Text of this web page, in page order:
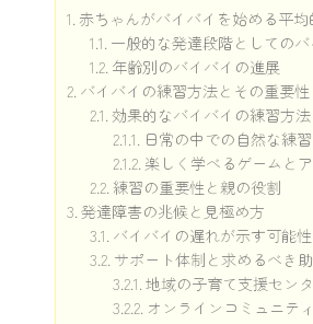
赤ちゃんがバイバイを始める平均
一般的な発達段階としてのバ
年齢別のバイバイの進展
バイバイの練習方法とその重要性
効果的なバイバイの練習方法
日常の中での自然な練習
楽しく学べるゲームと
練習の重要性と親の役割
発達障害の兆候と見極め方
バイバイの遅れが示す可能
サポート体制と求めるべき
地域の子育て支援セン
オンラインコミュニテ